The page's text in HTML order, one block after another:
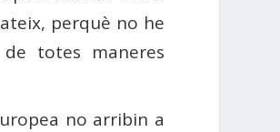
perquè no he
totes maneres
no arribin a